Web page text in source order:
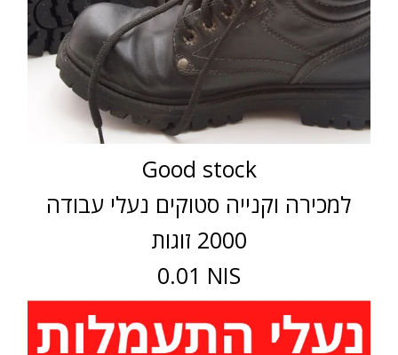
Good stock
למכירה וקנייה סטוקים נעלי עבודה
2000 זוגות
0.01 NIS